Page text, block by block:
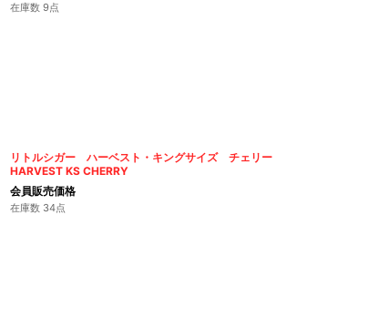
在庫数 9点
リトルシガー ハーベスト・キングサイズ チェリー
HARVEST KS CHERRY
会員販売価格
在庫数 34点